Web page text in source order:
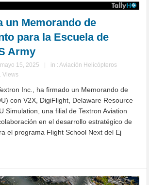
un Memorando de
para la Escuela de
Army
mayo 15, 2025 | in :Aviación Helicópteros
Views
Inc., ha firmado un Memorando de
con V2X, DigiFlight, Delaware Resource
Simulation, una filial de Textron Aviation
en el desarrollo estratégico de
el programa Flight School Next del Ej